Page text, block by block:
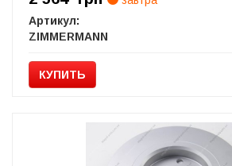
Артикул:
ZIMMERMANN
КУПИТЬ